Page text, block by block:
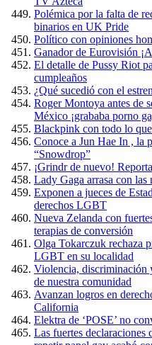
Polémica por la falta de
binarios en UK Pride
Político con opiniones
Ganador de Eurovisión
El detalle de Pussy Riot
cumpleaños
¿Qué sucedió con el
Roger Montoya antes de
México ¡grababa porno
Blackpink con todo lo
Conoce a Jun Hae In , la
“Snowdrop”
¡Grindr de nuevo!
Lady Gaga arrasa con
Exponen a jueces de
derechos LGBT
Nueva Zelanda con
terapias de conversión
Olga Tokarczuk rechaza
LGBT en su localidad
Violencia, discriminación
de nuestra comunidad
Avanzan logros en
California
Elektra de ‘POSE’ no
Las fuertes declaraciones